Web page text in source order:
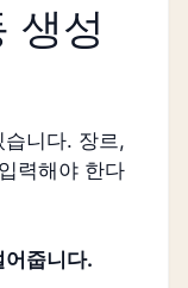
생성
니다. 장르,
력해야 한다
어줍니다.